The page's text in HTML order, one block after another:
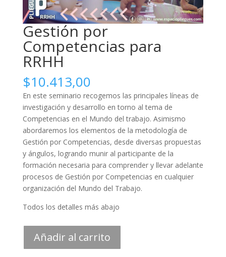
Gestión por
Competencias para
RRHH
$10.413,00
En este seminario recogemos las principales líneas de
investigación y desarrollo en torno al tema de
Competencias en el Mundo del trabajo. Asimismo
abordaremos los elementos de la metodología de
Gestión por Competencias, desde diversas propuestas
y ángulos, logrando munir al participante de la
formación necesaria para comprender y llevar adelante
procesos de Gestión por Competencias en cualquier
organización del Mundo del Trabajo.
Todos los detalles más abajo
Añadir al carrito